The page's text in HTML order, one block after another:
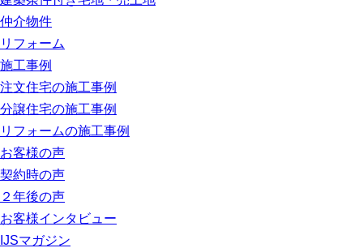
仲介物件
リフォーム
施工事例
注文住宅の施工事例
分譲住宅の施工事例
リフォームの施工事例
お客様の声
契約時の声
２年後の声
お客様インタビュー
IJSマガジン